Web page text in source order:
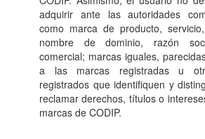
adquirir ante las autoridades
como marca de producto,
nombre de dominio, razón
comercial; marcas iguales,
a las marcas registradas u
registrados que identifiquen y
reclamar derechos, títulos o
marcas de CODIP.